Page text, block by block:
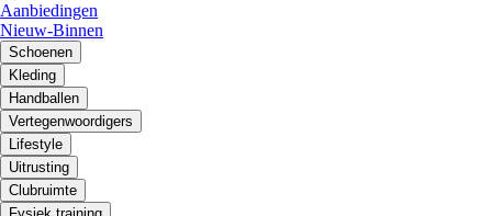
Aanbiedingen
Nieuw-Binnen
Schoenen
Kleding
Handballen
Vertegenwoordigers
Lifestyle
Uitrusting
Clubruimte